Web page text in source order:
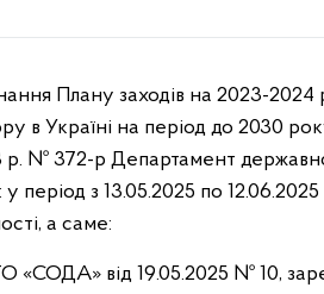
в Україні на період до 2030
р. № 372-р Департамент
у період з 13.05.2025 по
а саме:
«СОДА» від 19.05.2025 № 10,